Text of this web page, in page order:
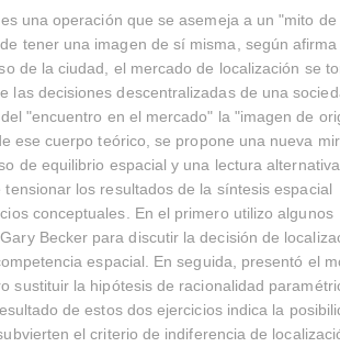
una operación que se asemeja a un "mito de
tener una imagen de sí misma, según
de la ciudad, el mercado de localización se
las decisiones descentralizadas de una
"encuentro en el mercado" la "imagen de
ese cuerpo teórico, se propone una nueva
de equilibrio espacial y una lectura
los resultados de la síntesis espacial
conceptuales. En el primero utilizo algunos
Becker para discutir la decisión de
espacial. En seguida, presentó el
sustituir la hipótesis de racionalidad
de estos dos ejercicios indica la
el criterio de indiferencia de